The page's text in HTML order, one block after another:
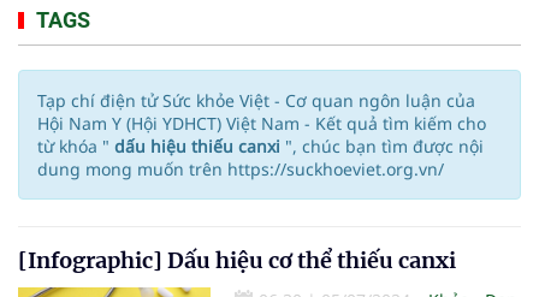
TAGS
Tạp chí điện tử Sức khỏe Việt - Cơ quan ngôn luận của
Hội Nam Y (Hội YDHCT) Việt Nam - Kết quả tìm kiếm cho
từ khóa " dấu hiệu thiếu canxi ", chúc bạn tìm được nội
dung mong muốn trên https://suckhoeviet.org.vn/
[Infographic] Dấu hiệu cơ thể thiếu canxi